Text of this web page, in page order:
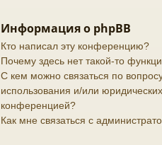
Информация о phpBB
Кто написал эту конференцию?
Почему здесь нет такой-то
С кем можно связаться по
использования и/или
конференцией?
Как мне связаться с